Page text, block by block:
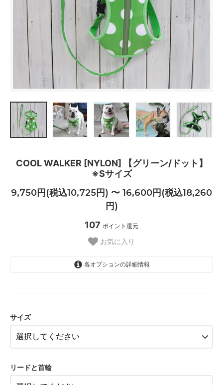
COOL WALKER [NYLON] 【グリーン/ドット】
※Sサイズ
9,750円(税込10,725円) 〜 16,600円(税込18,260
円)
107 ポイント還元
お気に入り
各オプションの詳細情報
サイズ
リードと首輪